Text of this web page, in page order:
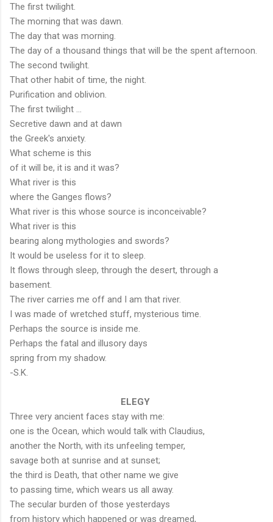
The first twilight.
The morning that was dawn.
The day that was morning.
The day of a thousand things that will be the spent afternoon.
The second twilight.
That other habit of time, the night.
Purification and oblivion.
The first twilight ...
Secretive dawn and at dawn
the Greek's anxiety.
What scheme is this
of it will be, it is and it was?
What river is this
where the Ganges flows?
What river is this whose source is inconceivable?
What river is this
bearing along mythologies and swords?
It would be useless for it to sleep.
It flows through sleep, through the desert, through a
basement.
The river carries me off and I am that river.
I was made of wretched stuff, mysterious time.
Perhaps the source is inside me.
Perhaps the fatal and illusory days
spring from my shadow.
-S.K.
ELEGY
Three very ancient faces stay with me:
one is the Ocean, which would talk with Claudius,
another the North, with its unfeeling temper,
savage both at sunrise and at sunset;
the third is Death, that other name we give
to passing time, which wears us all away.
The secular burden of those yesterdays
from history which happened or was dreamed,